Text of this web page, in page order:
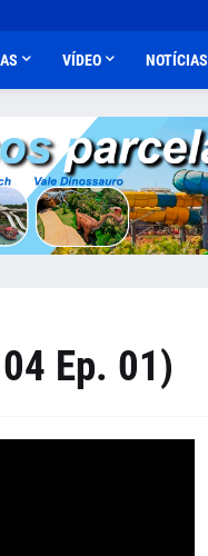
VÍDEO NOTÍCIAS
Ep. 01)